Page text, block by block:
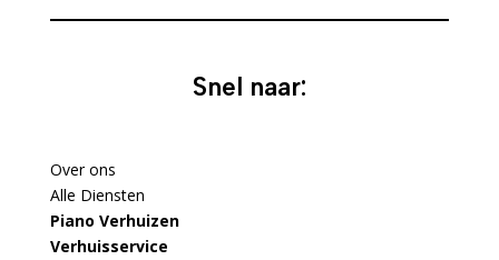
Snel naar:
Over ons
Alle Diensten
Piano Verhuizen
Verhuisservice